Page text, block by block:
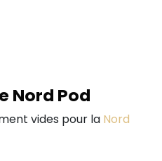
Nord Pod
vides pour la Nord